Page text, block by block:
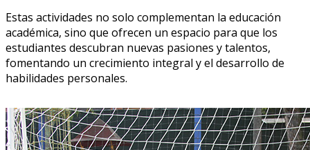
Estas actividades no solo complementan la educación
académica, sino que ofrecen un espacio para que los
estudiantes descubran nuevas pasiones y talentos,
fomentando un crecimiento integral y el desarrollo de
habilidades personales.